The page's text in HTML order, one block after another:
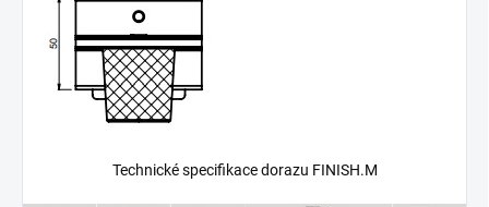
Technické specifikace dorazu FINISH.M